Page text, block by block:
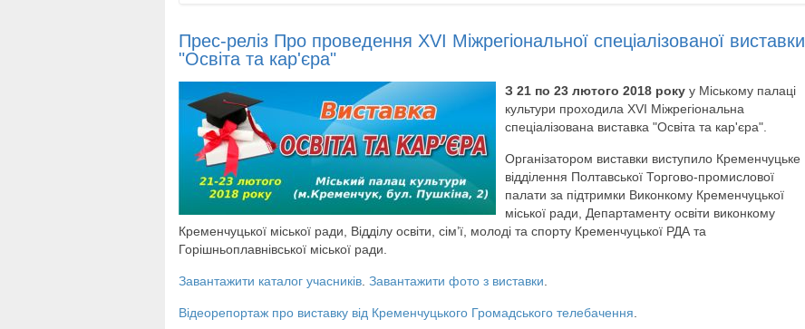
Прес-реліз Про проведення ХVІ Міжрегіональної спеціалізованої виставки
"Освіта та кар'єра"
З 21 по 23 лютого 2018 року у Міському палаці
культури проходила ХVІ Міжрегіональна
спеціалізована виставка "Освіта та кар'єра".
Організатором виставки виступило Кременчуцьке
відділення Полтавської Торгово-промислової
палати за підтримки Виконкому Кременчуцької
міської ради, Департаменту освіти виконкому
Кременчуцької міської ради, Відділу освіти, сім’ї, молоді та спорту Кременчуцької РДА та
Горішньоплавнівської міської ради.
Завантажити каталог учасників Завантажити фото з виставки
Відеорепортаж про виставку від Кременчуцького Громадського телебачення